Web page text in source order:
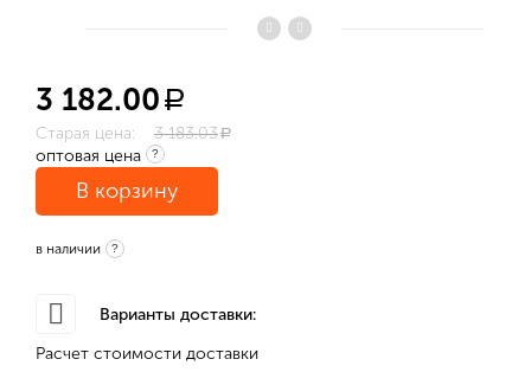
3 182.00 a
Старая цена: 3 183.03 a
оптовая цена ?
В корзину
в наличии ?
Варианты доставки:
Расчет стоимости доставки